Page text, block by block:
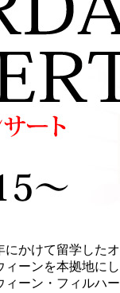
にかけて留学したオ
ィーンを本拠地にし
ィーン・フィルハー